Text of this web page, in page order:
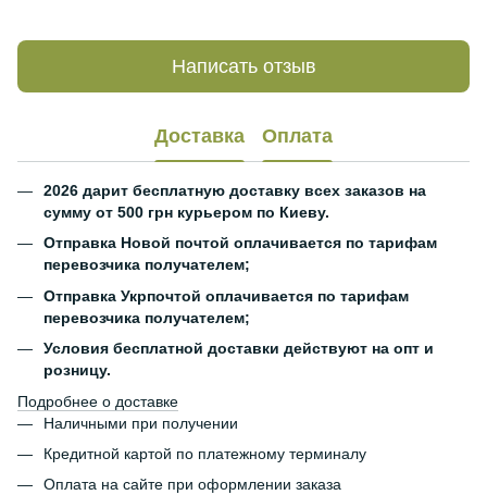
Написать отзыв
Доставка Оплата
2026 дарит бесплатную доставку всех заказов на
сумму от 500 грн курьером по Киеву.
Отправка Новой почтой оплачивается по тарифам
перевозчика получателем;
Отправка Укрпочтой оплачивается по тарифам
перевозчика получателем;
Условия бесплатной доставки действуют на опт и
розницу.
Подробнее о доставке
Наличными при получении
Кредитной картой по платежному терминалу
Оплата на сайте при оформлении заказа